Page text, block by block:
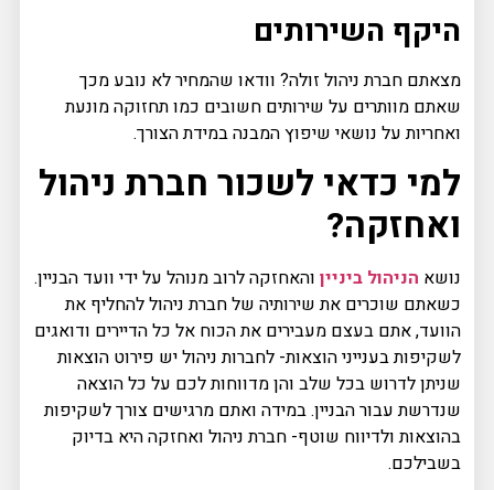
היקף השירותים
מצאתם חברת ניהול זולה? וודאו שהמחיר לא נובע מכך
שאתם מוותרים על שירותים חשובים כמו תחזוקה מונעת
ואחריות על נושאי שיפוץ המבנה במידת הצורך.
למי כדאי לשכור חברת ניהול
ואחזקה?
נושא הניהול ביניין והאחזקה לרוב מנוהל על ידי וועד הבניין.
כשאתם שוכרים את שירותיה של חברת ניהול להחליף את
הוועד, אתם בעצם מעבירים את הכוח אל כל הדיירים ודואגים
לשקיפות בענייני הוצאות- לחברות ניהול יש פירוט הוצאות
שניתן לדרוש בכל שלב והן מדווחות לכם על כל הוצאה
שנדרשת עבור הבניין. במידה ואתם מרגישים צורך לשקיפות
בהוצאות ולדיווח שוטף- חברת ניהול ואחזקה היא בדיוק
בשבילכם.